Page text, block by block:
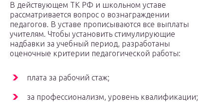
В действующем ТК РФ и школьном уставе
рассматривается вопрос о вознаграждении
педагогов. В уставе прописываются все выплаты
учителям. Чтобы установить стимулирующие
надбавки за учебный период, разработаны
оценочные критерии педагогической работы:
плата за рабочий стаж;
за профессионализм, уровень квалификации;